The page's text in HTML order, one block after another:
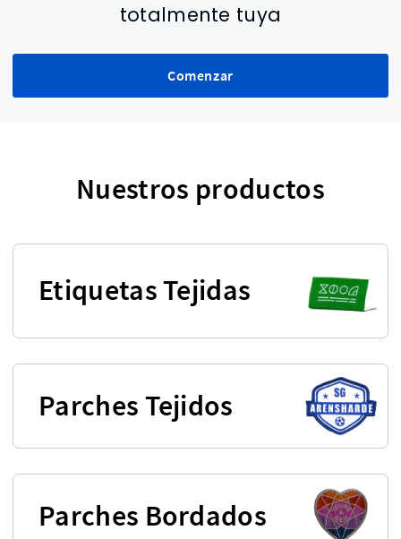
totalmente tuya
Comenzar
Nuestros productos
Etiquetas Tejidas
Parches Tejidos
Parches Bordados